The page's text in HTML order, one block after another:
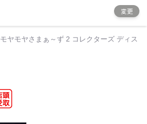
変更
モヤモヤさまぁ～ず 2 コレクターズ ディス